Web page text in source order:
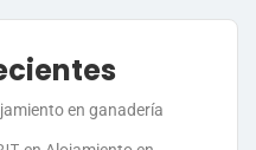
en ganadería